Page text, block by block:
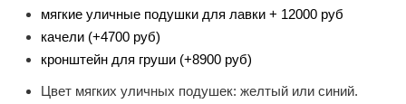
мягкие уличные подушки для лавки + 12000 руб
качели (+4700 руб)
кронштейн для груши (+8900 руб)
Цвет мягких уличных подушек: желтый или синий.